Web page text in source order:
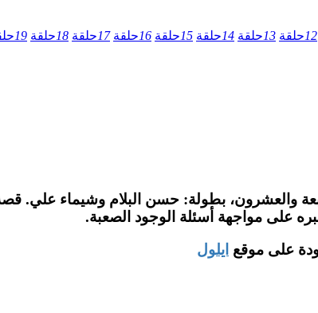
12حلقة 13حلقة 14حلقة 15حلقة 16حلقة 17حلقة 18حلقة 19
الكويتي اخر الشهر الموسم الاول الحلقة 27 السابعة والعشرون،
على مواجهة أسئلة الوجود الصعبة.
ايلول